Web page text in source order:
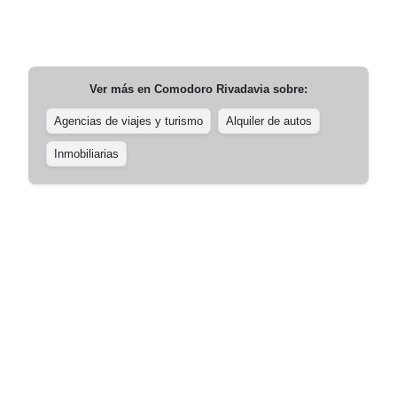
Ver más en Comodoro Rivadaviasobre:
Agencias de viajes y turismo Alquiler de autos
Inmobiliarias